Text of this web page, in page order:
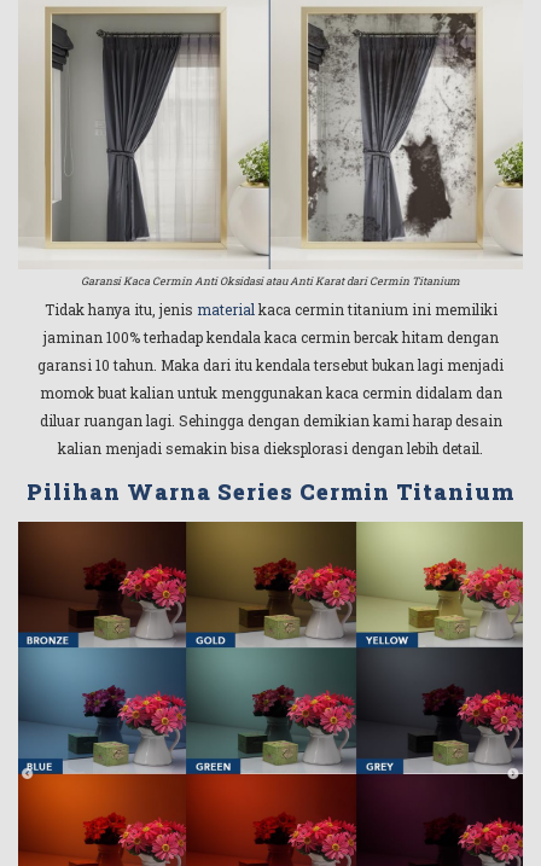
Garansi Kaca Cermin Anti Oksidasi atau Anti Karat dari Cermin Titanium
Tidak hanya itu, jenis material kaca cermin titanium ini memiliki
jaminan 100% terhadap kendala kaca cermin bercak hitam dengan
garansi 10 tahun. Maka dari itu kendala tersebut bukan lagi menjadi
momok buat kalian untuk menggunakan kaca cermin didalam dan
diluar ruangan lagi. Sehingga dengan demikian kami harap desain
kalian menjadi semakin bisa dieksplorasi dengan lebih detail.
Pilihan Warna Series Cermin Titanium